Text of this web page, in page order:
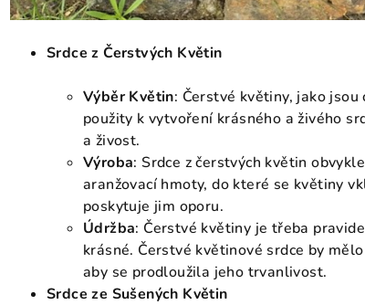
Srdce z Čerstvých Květin
Výběr Květin: Čerstvé květiny, jako
použity k vytvoření krásného a živého
a živost.
Výroba: Srdce z čerstvých květin
aranžovací hmoty, do které se květiny
poskytuje jim oporu.
Údržba: Čerstvé květiny je třeba
krásné. Čerstvé květinové srdce by
aby se prodloužila jeho trvanlivost.
Srdce ze Sušených Květin